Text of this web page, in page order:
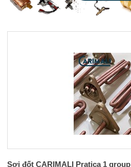
Sợi đốt CARIMALI Pratica 1 group